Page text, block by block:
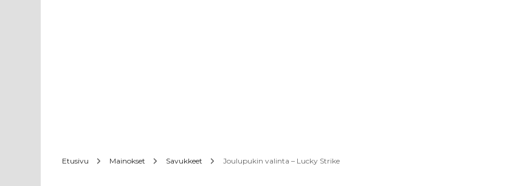
Etusivu Mainokset Savukkeet Joulupukin valinta – Lucky Strike